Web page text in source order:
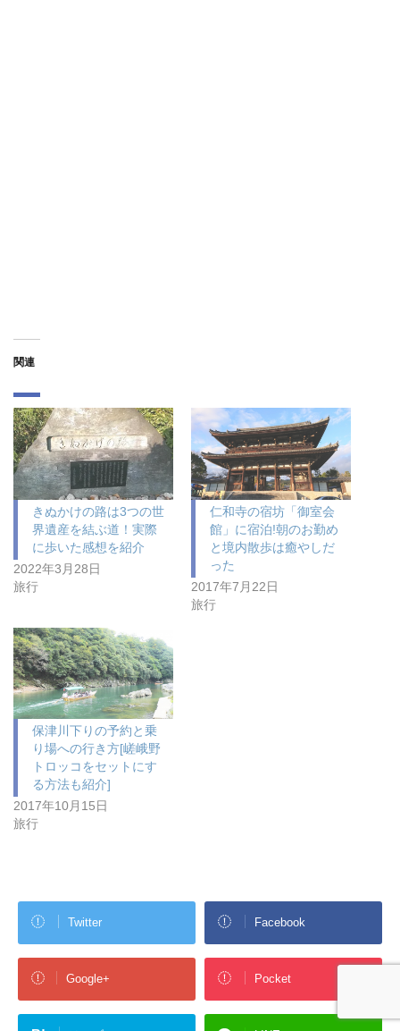
関連
きぬかけの路は3つの世
界遺産を結ぶ道！実際
に歩いた感想を紹介
2022年3月28日
旅行
仁和寺の宿坊「御室会
館」に宿泊!朝のお勤め
と境内散歩は癒やしだ
った
2017年7月22日
旅行
保津川下りの予約と乗
り場への行き方[嵯峨野
トロッコをセットにす
る方法も紹介]
2017年10月15日
旅行
Twitter Facebook
Google+ Pocket